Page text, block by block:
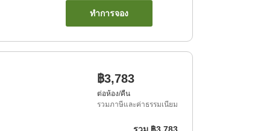
ทำการจอง
฿3,783
ต่อห้อง/คืน
รวมภาษีและค่าธรรมเนียม